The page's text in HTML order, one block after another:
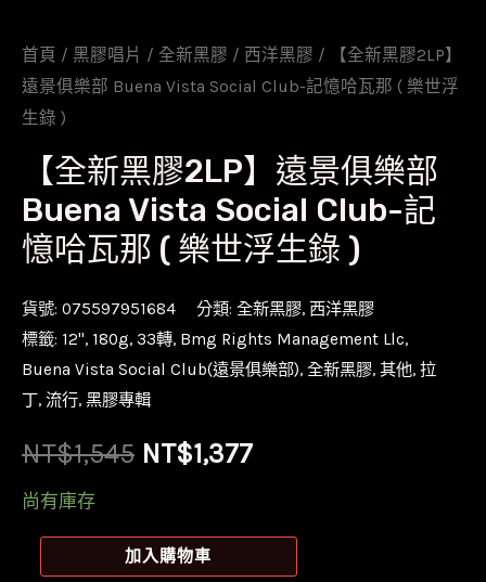
首頁 / 黑膠唱片 / 全新黑膠 / 西洋黑膠 / 【全新黑膠2LP】
遠景俱樂部 Buena Vista Social Club-記憶哈瓦那 ( 樂世浮
生錄 )
【全新黑膠2LP】遠景俱樂部
Buena Vista Social Club-記
憶哈瓦那 ( 樂世浮生錄 )
貨號: 075597951684 分類: 全新黑膠, 西洋黑膠
標籤: 12'', 180g, 33轉, Bmg Rights Management Llc,
Buena Vista Social Club(遠景俱樂部), 全新黑膠, 其他, 拉
丁, 流行, 黑膠專輯
NT$1,545 原
價
NT$1,377目
尚有庫存
加入購物車